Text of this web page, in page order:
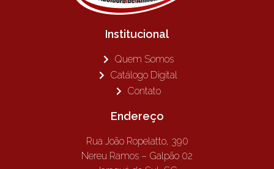
Institucional
Quem Somos
Catálogo Digital
Contato
Endereço
Rua João Ropelatto, 390
Nereu Ramos – Galpão 02